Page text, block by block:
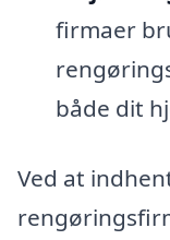
firmaer
både dit
Ved at